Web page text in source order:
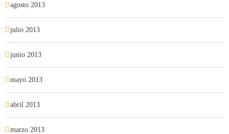
agosto 2013
julio 2013
junio 2013
mayo 2013
abril 2013
marzo 2013